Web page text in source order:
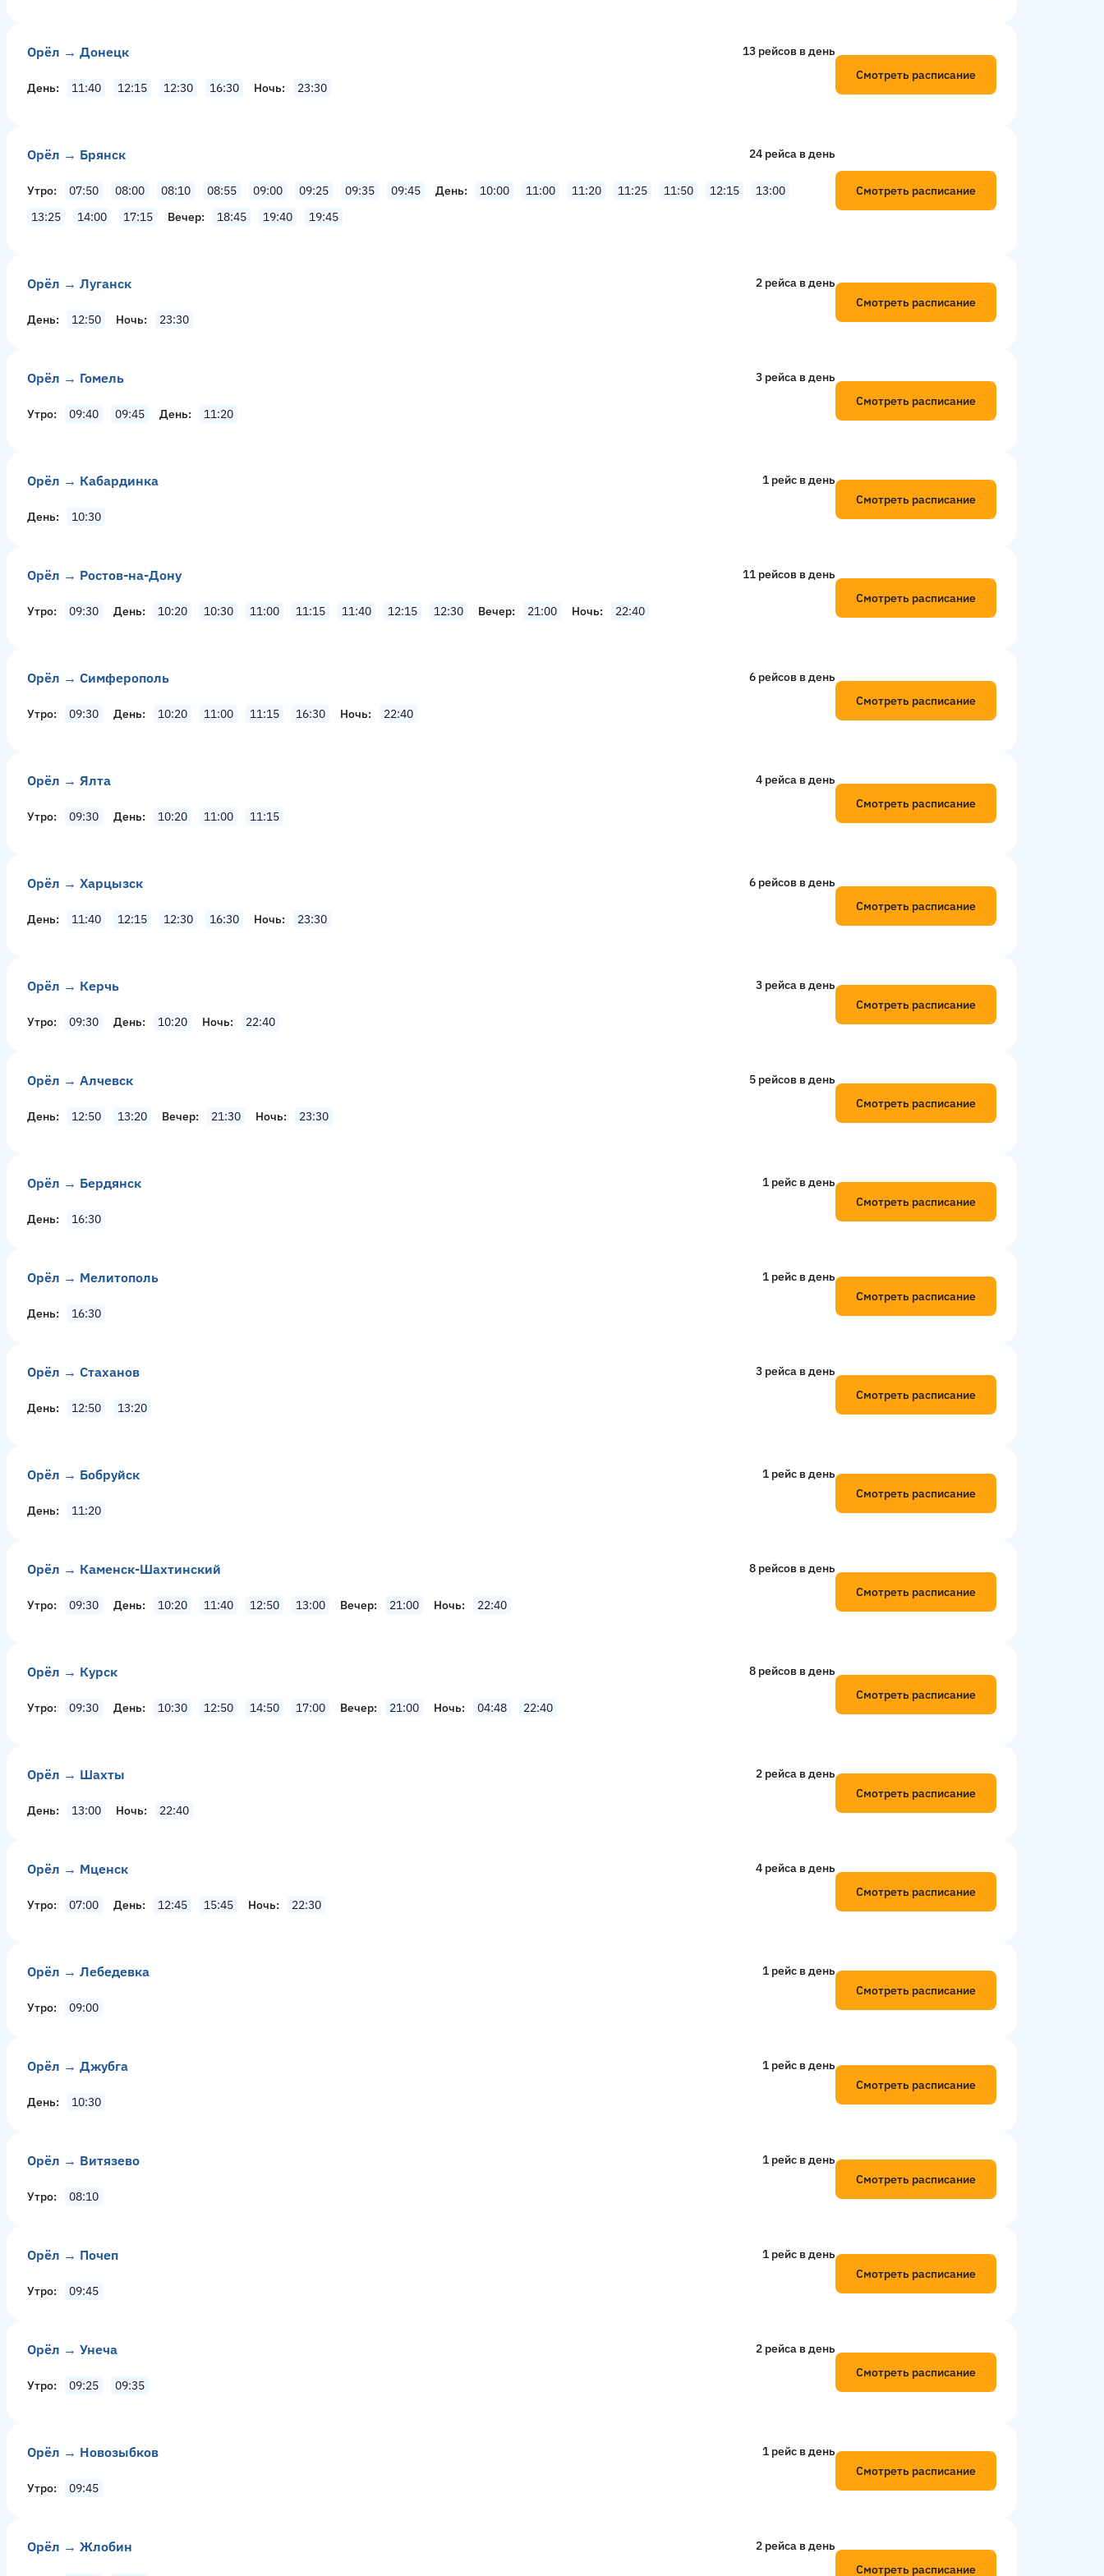
Орёл → Донецк 13 рейсов в день
День 11:40 12:15 12:30 16:30 Ночь 23:30
Смотреть расписание
Орёл → Брянск 24 рейсa в день
Утро 07:50 08:00 08:10 08:55 09:00 09:25 09:35 09:45 День 10:00 11:00 11:20 11:25 11:50 12:15
13:00
13:25
14:00 17:15 Вечер 18:45 19:40 19:45
Смотреть расписание
Орёл → Луганск 2 рейсa в день
День 12:50 Ночь 23:30
Смотреть расписание
Орёл → Гомель 3 рейсa в день
Утро 09:40 09:45 День 11:20
Смотреть расписание
Орёл → Кабардинка 1 рейс в день
День 10:30
Смотреть расписание
Орёл → Ростов-на-Дону 11 рейсов в день
Утро 09:30 День 10:20 10:30 11:00 11:15 11:40 12:15 12:30 Вечер 21:00 Ночь 22:40
Смотреть расписание
Орёл → Симферополь 6 рейсов в день
Утро 09:30 День 10:20 11:00 11:15 16:30 Ночь 22:40
Смотреть расписание
Орёл → Ялта 4 рейсa в день
Утро 09:30 День 10:20 11:00 11:15
Смотреть расписание
Орёл → Харцызск 6 рейсов в день
День 11:40 12:15 12:30 16:30 Ночь 23:30
Смотреть расписание
Орёл → Керчь 3 рейсa в день
Утро 09:30 День 10:20 Ночь 22:40
Смотреть расписание
Орёл → Алчевск 5 рейсов в день
День 12:50 13:20 Вечер 21:30 Ночь 23:30
Смотреть расписание
Орёл → Бердянск 1 рейс в день
День 16:30
Смотреть расписание
Орёл → Мелитополь 1 рейс в день
День 16:30
Смотреть расписание
Орёл → Стаханов 3 рейсa в день
День 12:50 13:20
Смотреть расписание
Орёл → Бобруйск 1 рейс в день
День 11:20
Смотреть расписание
Орёл → Каменск-Шахтинский 8 рейсов в день
Утро 09:30 День 10:20 11:40 12:50 13:00 Вечер 21:00 Ночь 22:40
Смотреть расписание
Орёл → Курск 8 рейсов в день
Утро 09:30 День 10:30 12:50 14:50 17:00 Вечер 21:00 Ночь 04:48 22:40
Смотреть расписание
Орёл → Шахты 2 рейсa в день
День 13:00 Ночь 22:40
Смотреть расписание
Орёл → Мценск 4 рейсa в день
Утро 07:00 День 12:45 15:45 Ночь 22:30
Смотреть расписание
Орёл → Лебедевка 1 рейс в день
Утро 09:00
Смотреть расписание
Орёл → Джубга 1 рейс в день
День 10:30
Смотреть расписание
Орёл → Витязево 1 рейс в день
Утро 08:10
Смотреть расписание
Орёл → Почеп 1 рейс в день
Утро 09:45
Смотреть расписание
Орёл → Унеча 2 рейсa в день
Утро 09:25 09:35
Смотреть расписание
Орёл → Новозыбков 1 рейс в день
Утро 09:45
Смотреть расписание
Орёл → Жлобин 2 рейсa в день
Смотреть расписание